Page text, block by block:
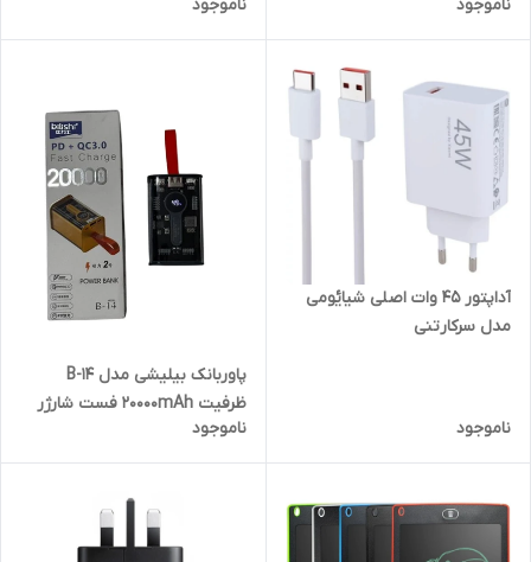
ناموجود
ناموجود
آداپتور 45 وات اصلی شیایٔومی
مدل سرکارتنی
ناموجود
پاوربانک بیلیشی مدل B-14
ظرفیت 20000mAh فست شارژر
ناموجود